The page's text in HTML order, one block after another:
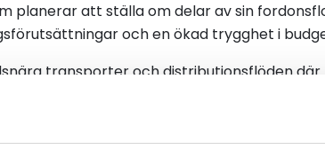
planerar att ställa om delar av sin
och en ökad trygghet i
transporter och distributionsflöden
den högre stödnivån under ytterligare ett
hållbar transportkedja. Det ger också